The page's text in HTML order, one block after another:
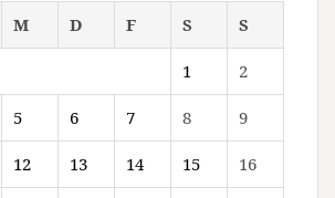
M D F S S
1 2
5 6 7 8 9
12 13 14 15 16